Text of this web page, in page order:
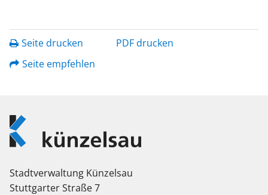
Seite drucken
PDF drucken
Seite empfehlen
Logo
Künzelsau
Stadtverwaltung Künzelsau
Stuttgarter Straße 7